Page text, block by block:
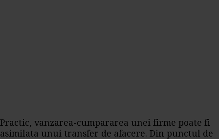
Practic, vanzarea-cumpararea unei firme poate fi
asimilata unui transfer de afacere. Din punctul de